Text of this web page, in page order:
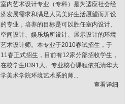
室内艺术设计专业（专科）是为适应社会经
济发展需求和满足人民美好生活愿望而开设
的专业，培养的目标是可以胜任室内设计、
空间设计、娱乐场所设计、展示设计的环境
艺术设计师。本专业于2010春试招生，于
11春正式招生，目前有12家分部招收学生，
在校学生8391人。专业核心课程依托清华大
学美术学院环境艺术系的师...
查看详细